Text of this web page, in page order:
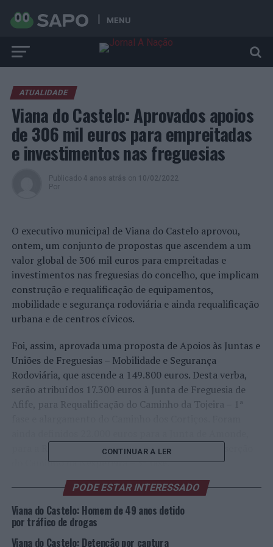
MENU
ATUALIDADE
Viana do Castelo: Aprovados apoios
de 306 mil euros para empreitadas
e investimentos nas freguesias
Publicado 4 anos atrás on 10/02/2022
Por
O executivo municipal de Viana do Castelo aprovou,
ontem, um conjunto de propostas que ascendem a um
valor global de 306 mil euros para empreitadas e
investimentos nas freguesias do concelho, que implicam
construção e requalificação de equipamentos,
mobilidade e segurança rodoviária e ainda requalificação
urbana e de centros cívicos.
Foi, assim, aprovada uma proposta de Apoios às Juntas e
Uniões de Freguesias – Mobilidade e Segurança
Rodoviária, que ascende a 149.800 euros. Desta verba,
serão atribuídos 17.300 euros à Junta de Freguesia de
Afife, para Requalificação do Caminho da Tojeira – 1ª
para a Requalificação do Caminho do Pincho e inserção
do Caminho da Nespereira – 3ª fase.
Esta proposta integra, ainda, 62.000 euros para a União
de Freguesias de Geraz do Lima e Deão, para construção
de muro de suporte e passeios da EM550-1, entre a
CONTINUAR A LER
PODE ESTAR INTERESSADO
Viana do Castelo: Homem de 49 anos detido
por tráfico de drogas
Viana do Castelo: Detenção por captura